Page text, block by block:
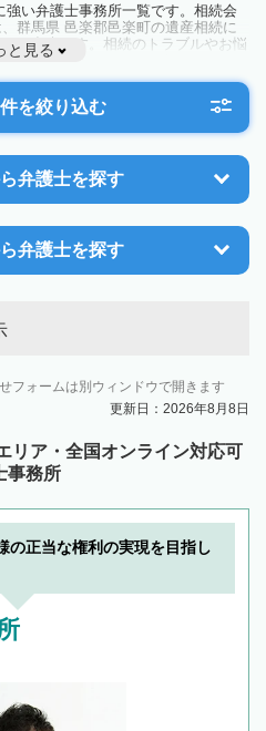
い弁護士事務所一覧です。相続会
群馬県 邑楽郡邑楽町の遺産相続に
が出来ます。相続のトラブルやお悩
士に相談してみましょう。
と見る
を絞り込む
弁護士を探す
弁護士を探す
フォームは別ウィンドウで開きます
更新日：2026年8月8日
リア・全国オンライン対応可
事務所
の正当な権利の実現を目指し